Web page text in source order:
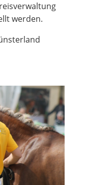
werden.